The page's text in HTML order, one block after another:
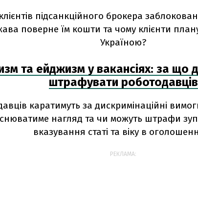
підсанкційного брокера
поверне їм кошти та чому клієнти
Україною?
та ейджизм у вакансіях: за
штрафувати роботодавців
каратимуть за дискримінаційні
нагляд та чи можуть штрафи
вказування статі та віку в
РЕКЛАМА: